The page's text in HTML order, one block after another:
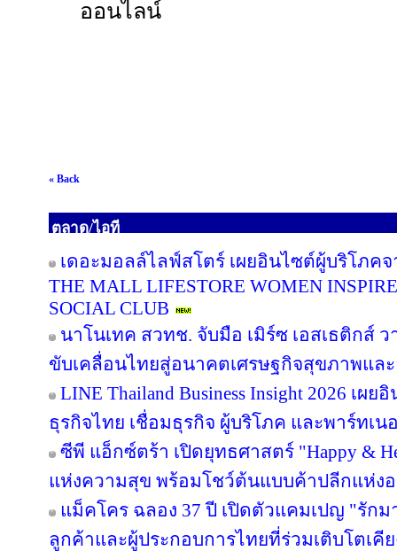
ออนไลน์
« Back
ตลาด/ไอที
เดอะมอลล์ไลฟ์สโตร์ เผยอินไซต์ผู้บริโภค
THE MALL LIFESTORE WOMEN
SOCIAL CLUB
นาโนเทค สวทช. จับมือ เมิร์ซ เอสเธติกส์ ว
ขับเคลื่อนไทยสู่อนาคตเศรษฐกิจสุขภาพแล
LINE Thailand Business Insight 2026 เผ
ธุรกิจไทย เชื่อมธุรกิจ ผู้บริโภค และพาร์ทเน
ซีพี แอ็กซ์ตร้า เปิดยุทธศาสตร์ "Happy &
แห่งความสุข พร้อมโชว์ต้นแบบค้าปลีกแห่ง
แม็คโคร ฉลอง 37 ปี เปิดตัวแคมเปญ "รั
ลูกค้าและผู้ประกอบการไทยที่ร่วมเติบโตเคี